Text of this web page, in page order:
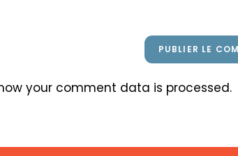
your comment data is processed.